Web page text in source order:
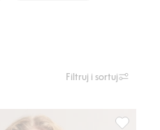
Filtruj i sortuj